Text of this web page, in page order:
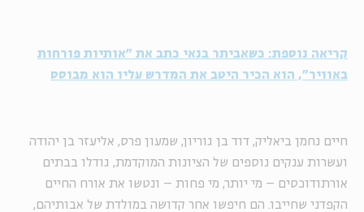
קריאה נוספת: כשאביתר בנאי כתב את "אותיות פורחות
באוויר", הוא הכיר היטב את המדרש עליו הוא מבוסס
חיים נחמן ביאליק, דוד בן גוריון, שמעון פרס, אליעזר בן יהודה
ועשרות ענקים נוספים של הציונות המוקדמת, גודלו בבתים
אורתודוכסים – מי יותר, מי פחות – ונטשו את אורח החיים
הקפדני שחייבו. הם חיפשו אחר קדושה במולדת של אבותיהם,